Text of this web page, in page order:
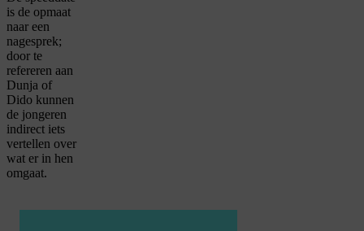
is de opmaat
naar een
nagesprek;
door te
refereren aan
Dunja of
Dido kunnen
de jongeren
indirect iets
vertellen over
wat er in hen
omgaat.